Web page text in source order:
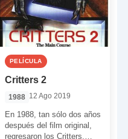
PELÍCULA
Critters 2
1988 12 Ago 2019
En 1988, tan sólo dos años
después del film original,
regresaron los Critters.